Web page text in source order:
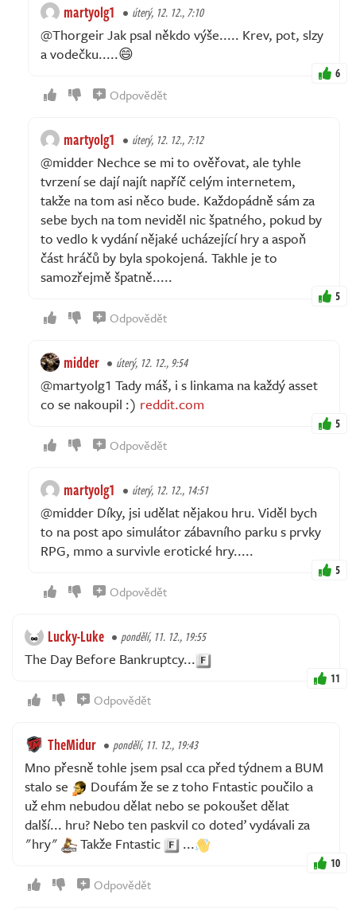
martyolg1 úterý, 12. 12., 7:10
@Thorgeir Jak psal někdo výše..... Krev, pot, slzy
a vodečku.....😄
6
Odpovědět
martyolg1 úterý, 12. 12., 7:12
@midder Nechce se mi to ověřovat, ale tyhle
tvrzení se dají najít napříč celým internetem,
takže na tom asi něco bude. Každopádně sám za
sebe bych na tom neviděl nic špatného, pokud by
to vedlo k vydání nějaké ucházející hry a aspoň
část hráčů by byla spokojená. Takhle je to
samozřejmě špatně.....
5
Odpovědět
midder úterý, 12. 12., 9:54
@martyolg1 Tady máš, i s linkama na každý asset
co se nakoupil :) reddit.com
5
Odpovědět
martyolg1 úterý, 12. 12., 14:51
@midder Díky, jsi udělat nějakou hru. Viděl bych
to na post apo simulátor zábavního parku s prvky
RPG, mmo a survivle erotické hry.....
5
Odpovědět
Lucky-Luke pondělí, 11. 12., 19:55
The Day Before Bankruptcy...
11
Odpovědět
TheMidur pondělí, 11. 12., 19:43
Mno přesně tohle jsem psal cca před týdnem a BUM
stalo se
Doufám že se z toho Fntastic poučilo a
už ehm nebudou dělat nebo se pokoušet dělat
další... hru? Nebo ten paskvil co doteď vydávali za
"hry"
Takže Fntastic ...
10
Odpovědět